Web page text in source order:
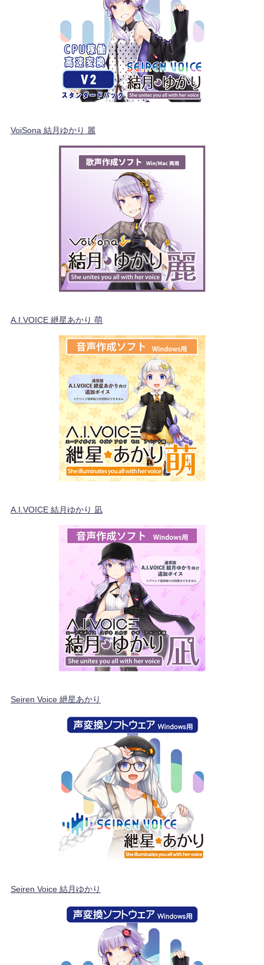
VoiSona 結月ゆかり 麗
A.I.VOICE 紲星あかり 萌
A.I.VOICE 結月ゆかり 凪
Seiren Voice 紲星あかり
Seiren Voice 結月ゆかり